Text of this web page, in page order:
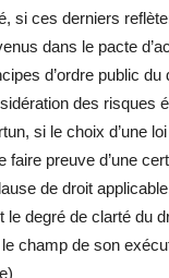
si ces derniers
dans le pacte
d’ordre public du
des risques
si le choix d’une
faire preuve d’une
de droit
le degré de clarté du
le champ de son